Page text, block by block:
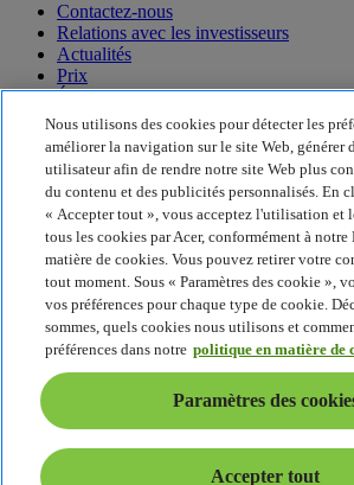
Contactez-nous
Relations avec les investisseurs
Actualités
Prix
Événements
Développement durable
Développement durable
Responsabilité sociale de l'entreprise
Empreinte carbone du produit
Project Humanity
Earthion
Politique de confidentialité
Politique en matière de cookies
Mentions légales
Informations légales supplémentaires
Politique en matière d'accessibilité
Paramètres des cookies
Belgique - Français
Nous utilisons des cookies pour détecter les
améliorer la navigation sur le site Web, générer
utilisateur afin de rendre notre site Web plus
du contenu et des publicités personnalisés. En
« Accepter tout », vous acceptez l'utilisation et
tous les cookies par Acer, conformément à
matière de cookies. Vous pouvez retirer votre
tout moment. Sous « Paramètres des cookie »,
vos préférences pour chaque type de cookie.
sommes, quels cookies nous utilisons et
préférences dans notre politique en matière de
Paramètres des
Accepter tout